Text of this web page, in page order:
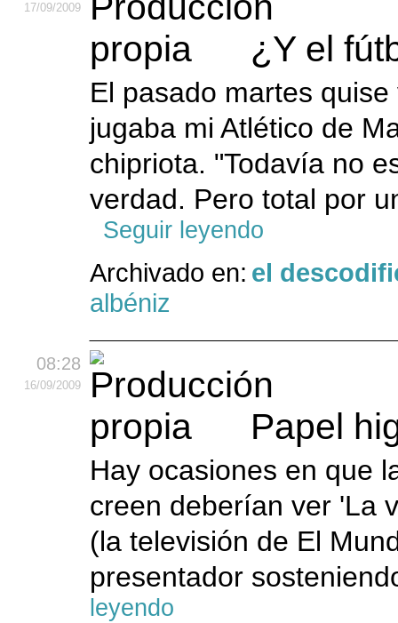
17/09/2009
¿Y el
El pasado martes
jugaba mi Atlético de
chipriota. "Todavía no
verdad. Pero total por
Seguir leyendo
Archivado en: el
albéniz
08:28
16/09/2009
Papel
Hay ocasiones en que
creen deberían ver 'La
(la televisión de El
presentador
leyendo